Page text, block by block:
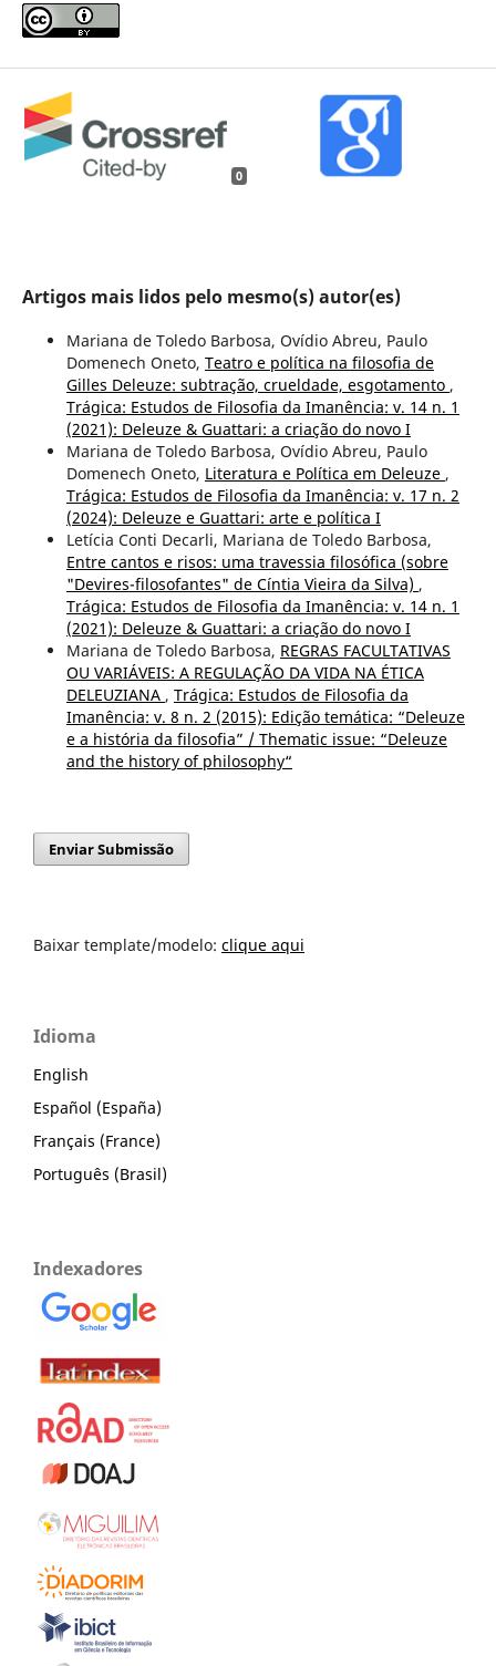
0
Artigos mais lidos pelo mesmo(s) autor(es)
Mariana de Toledo Barbosa, Ovídio Abreu, Paulo
Domenech Oneto, Teatro e política na filosofia de
Gilles Deleuze: subtração, crueldade, esgotamento ,
Trágica: Estudos de Filosofia da Imanência: v. 14 n. 1
(2021): Deleuze & Guattari: a criação do novo I
Mariana de Toledo Barbosa, Ovídio Abreu, Paulo
Domenech Oneto, Literatura e Política em Deleuze ,
Trágica: Estudos de Filosofia da Imanência: v. 17 n. 2
(2024): Deleuze e Guattari: arte e política I
Letícia Conti Decarli, Mariana de Toledo Barbosa,
Entre cantos e risos: uma travessia filosófica (sobre
"Devires-filosofantes" de Cíntia Vieira da Silva) ,
Trágica: Estudos de Filosofia da Imanência: v. 14 n. 1
(2021): Deleuze & Guattari: a criação do novo I
Mariana de Toledo Barbosa, REGRAS FACULTATIVAS
OU VARIÁVEIS: A REGULAÇÃO DA VIDA NA ÉTICA
DELEUZIANA , Trágica: Estudos de Filosofia da
Imanência: v. 8 n. 2 (2015): Edição temática: “Deleuze
e a história da filosofia” / Thematic issue: “Deleuze
and the history of philosophy“
Enviar Submissão
Baixar template/modelo: clique aqui
Idioma
English
Español (España)
Français (France)
Português (Brasil)
Indexadores